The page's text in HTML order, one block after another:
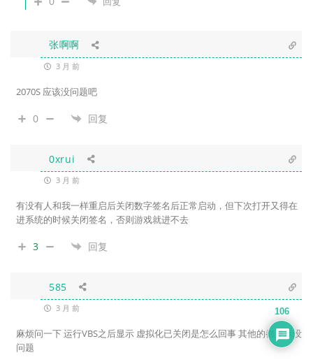
张啊啊
3 月 前
2070S 应该没问题吧
0 回复
0xrui
3 月 前
有没有人和我一样重启后关闭数字签名后正常启动，但下次打开又得在
进系统的时候关闭签名，否则游戏就进不去
3 回复
585
3 月 前
麻烦问一下 运行VBS之后显示 虚拟化已关闭是怎么回事 其他的都显示没
问题
106